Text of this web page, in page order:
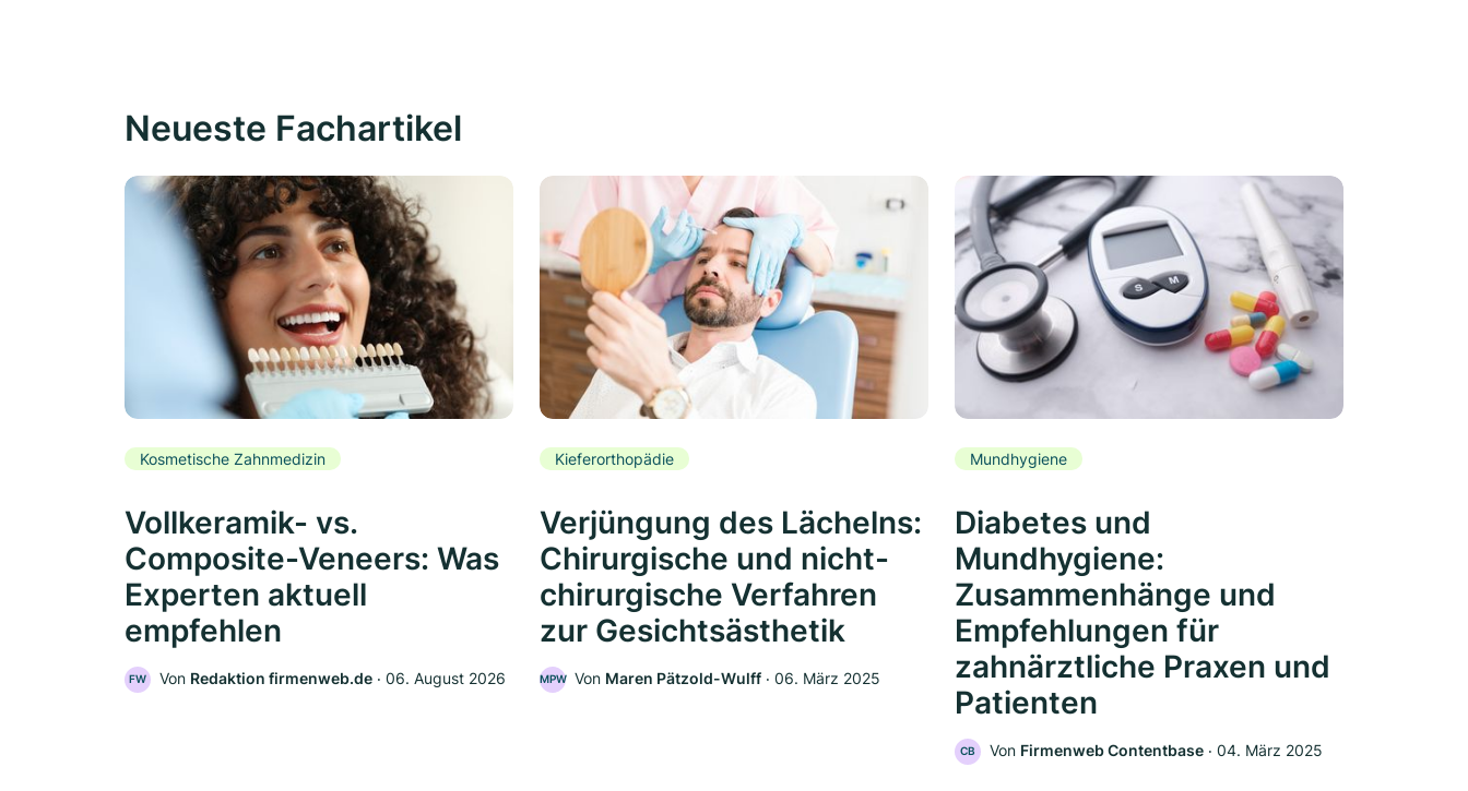
Neueste Fachartikel
Kosmetische Zahnmedizin
Vollkeramik- vs.
Composite-Veneers: Was
Experten aktuell
empfehlen
FW Von Redaktion firmenweb.de ‧ 06. August 2026
Kieferorthopädie
Verjüngung des Lächelns:
Chirurgische und nicht-
chirurgische Verfahren
zur Gesichtsästhetik
MPW Von Maren Pätzold-Wulff ‧ 06. März 2025
Mundhygiene
Diabetes und
Mundhygiene:
Zusammenhänge und
Empfehlungen für
zahnärztliche Praxen und
Patienten
CB Von Firmenweb Contentbase ‧ 04. März 2025